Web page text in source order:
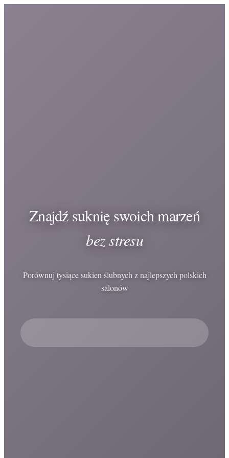
Znajdź suknię swoich marzeń
bez stresu
Porównuj tysiące sukien ślubnych z najlepszych polskich
salonów